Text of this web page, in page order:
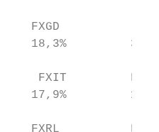
FXGD
18,3%
FXIT
17,9%
FXRL